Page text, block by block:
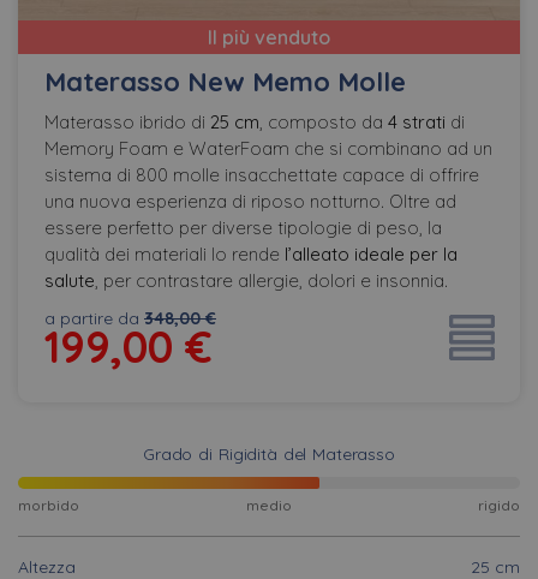
Il più venduto
Materasso New Memo Molle
Materasso ibrido di 25 cm, composto da 4 strati di
Memory Foam e WaterFoam che si combinano ad un
sistema di 800 molle insacchettate capace di offrire
una nuova esperienza di riposo notturno. Oltre ad
essere perfetto per diverse tipologie di peso, la
qualità dei materiali lo rende l’alleato ideale per la
salute, per contrastare allergie, dolori e insonnia.
a partire da 348,00 €
199,00 €
Grado di Rigidità del Materasso
morbido medio rigido
Altezza 25 cm